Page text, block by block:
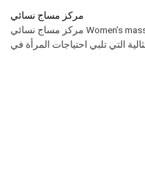
مركز مساج نسائي
مركز مساج نسائي Women’s massage center يعتبر مركز مساج نسائي